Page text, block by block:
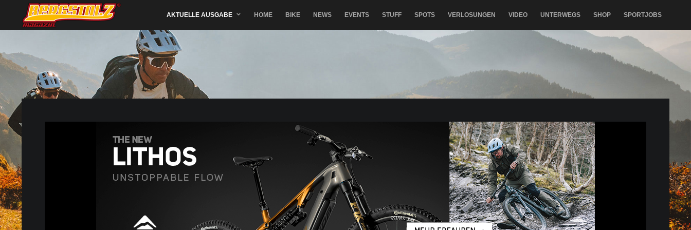
AKTUELLE AUSGABE HOME BIKE NEWS EVENTS STUFF SPOTS VERLOSUNGEN VIDEO UNTERWEGS SHOP SPORTJOBS